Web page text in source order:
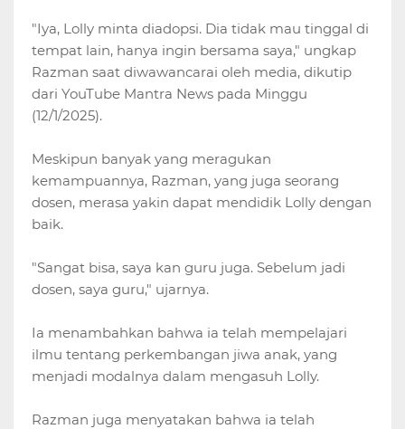
"Iya, Lolly minta diadopsi. Dia tidak mau tinggal di
tempat lain, hanya ingin bersama saya," ungkap
Razman saat diwawancarai oleh media, dikutip
dari YouTube Mantra News pada Minggu
(12/1/2025).
Meskipun banyak yang meragukan
kemampuannya, Razman, yang juga seorang
dosen, merasa yakin dapat mendidik Lolly dengan
baik.
"Sangat bisa, saya kan guru juga. Sebelum jadi
dosen, saya guru," ujarnya.
Ia menambahkan bahwa ia telah mempelajari
ilmu tentang perkembangan jiwa anak, yang
menjadi modalnya dalam mengasuh Lolly.
Razman juga menyatakan bahwa ia telah